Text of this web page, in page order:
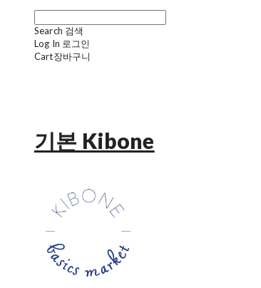
Search 검색
Log In 로그인
Cart장바구니
기본 Kibone